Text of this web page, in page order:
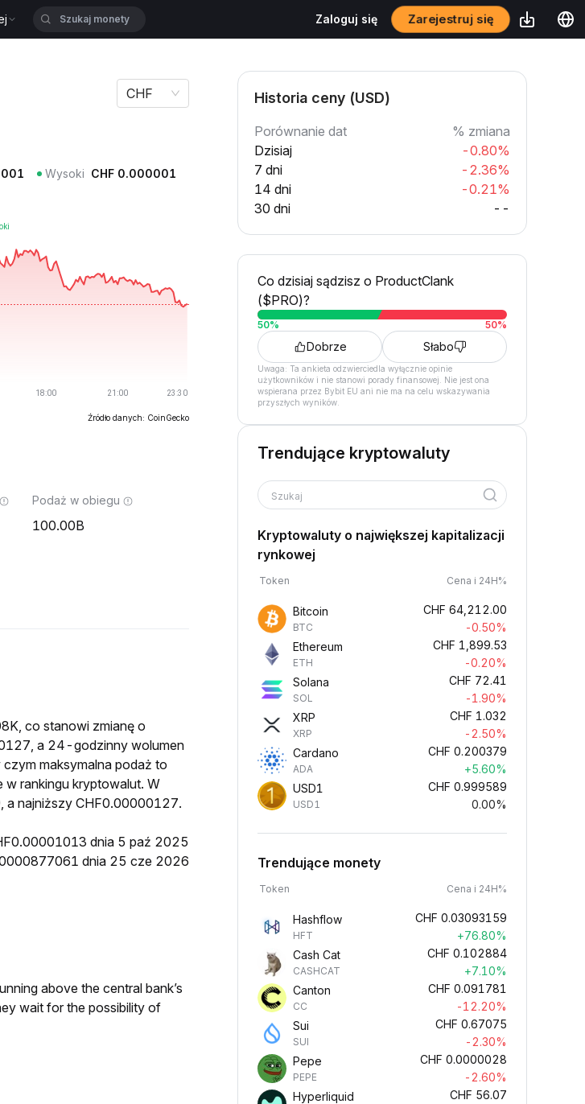
Zaloguj się Zarejestruj się
CHF
Wysoki CHF 0.000001
Źródło danych: CoinGecko
Podaż w obiegu
100.00B
co stanowi zmianę o
a 24-godzinny wolumen
maksymalna podaż to
rankingu kryptowalut. W
a najniższy CHF0.00000127.
dnia 5 paź 2025
dnia 25 cze 2026
above the central bank’s
wait for the possibility of
Historia ceny (USD)
Porównanie dat
% zmiana
Dzisiaj
-0.80%
7 dni
-2.36%
14 dni
-0.21%
30 dni
--
Co dzisiaj sądzisz o ProductClank
($PRO)?
50% 50%
Dobrze Słabo
Uwaga: Ta ankieta odzwierciedla wyłącznie opinie
użytkowników i nie stanowi porady finansowej. Nie jest ona
wspierana przez Bybit EU ani nie ma na celu wskazywania
przyszłych wyników.
Trendujące kryptowaluty
Szukaj
Kryptowaluty o największej kapitalizacji
rynkowej
Token Cena i 24H%
Bitcoin
BTC
CHF 64,212.00
-0.50%
Ethereum
ETH
CHF 1,899.53
-0.20%
Solana
SOL
CHF 72.41
-1.90%
XRP
XRP
CHF 1.032
-2.50%
Cardano
ADA
CHF 0.200379
+5.60%
USD1
USD1
CHF 0.999589
0.00%
Trendujące monety
Token Cena i 24H%
Hashflow
HFT
CHF 0.03093159
+76.80%
Cash Cat
CASHCAT
CHF 0.102884
+7.10%
Canton
CC
CHF 0.091781
-12.20%
Sui
SUI
CHF 0.67075
-2.30%
Pepe
PEPE
CHF 0.0000028
-2.60%
Hyperliquid
CHF 56.07